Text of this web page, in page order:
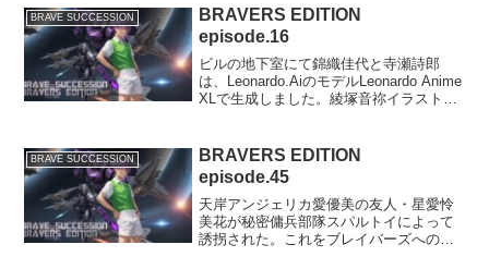
反撃のチャンスをうかがう。ホテルから
の脱出※文章は、c...
BRAVE SUCCESSION
BRAVERS EDITION
episode.16
ビルの地下室にて錦織佳代と寺瀬詩郎
は、Leonardo.AiのモデルLeonardo Anime
XLで生成しました。綾塚音祢イラスト
BRAVE SUCCESSION
BRAVERS EDITION
episode.45
天岸アンジェリカ愛優美の友人・星愛怜
美花が秘密傭兵部隊スパルトイによって
誘拐された。これをブレイバーズへの挑